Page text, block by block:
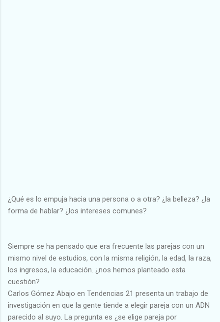
¿Qué es lo empuja hacia una persona o a otra? ¿la belleza? ¿la
forma de hablar? ¿los intereses comunes?
Siempre se ha pensado que era frecuente las parejas con un
mismo nivel de estudios, con la misma religión, la edad, la raza,
los ingresos, la educación. ¿nos hemos planteado esta
cuestión?
Carlos Gómez Abajo en Tendencias 21 presenta un trabajo de
investigación en que la gente tiende a elegir pareja con un ADN
parecido al suyo. La pregunta es ¿se elige pareja por